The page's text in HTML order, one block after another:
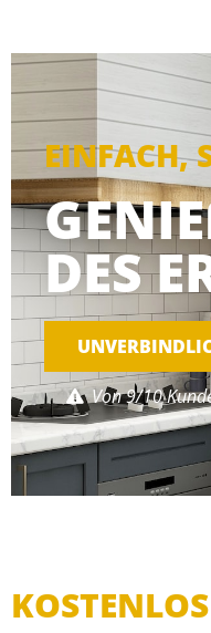
EINFACH,
DES
Von 9/10